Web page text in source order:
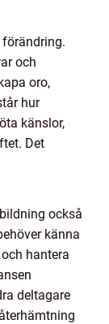
och
oro,
hur
känslor,
Det
också
känna
hantera
deltagare